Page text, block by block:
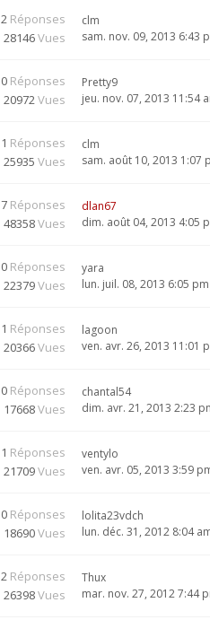
2 Réponses
28146Vues
clm
sam. nov. 09, 2013 6:43
0 Réponses
20972Vues
Pretty9
jeu. nov. 07, 2013 11:54
1 Réponses
25935 Vues
clm
sam. août 10, 2013 1:07
7 Réponses
48358Vues
dlan67
dim. août 04, 2013 4:05
0 Réponses
22379Vues
yara
lun. juil. 08, 2013 6:05 pm
1 Réponses
20366Vues
lagoon
ven. avr. 26, 2013 11:01
0 Réponses
17668Vues
chantal54
dim. avr. 21, 2013 2:23
1 Réponses
21709Vues
ventylo
ven. avr. 05, 2013 3:59
0 Réponses
18690Vues
lolita23vdch
lun. déc. 31, 2012 8:04
2 Réponses
26398Vues
Thux
mar. nov. 27, 2012 7:44